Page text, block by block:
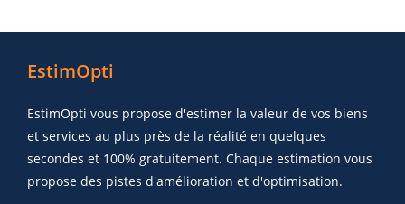
EstimOpti
EstimOpti vous propose d'estimer la valeur de vos biens
et services au plus près de la réalité en quelques
secondes et 100% gratuitement. Chaque estimation vous
propose des pistes d'amélioration et d'optimisation.